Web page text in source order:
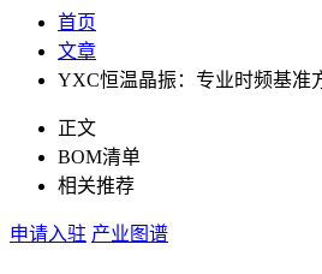
首页
文章
YXC恒温晶振：专业时频基准
正文
BOM清单
相关推荐
申请入驻 产业图谱